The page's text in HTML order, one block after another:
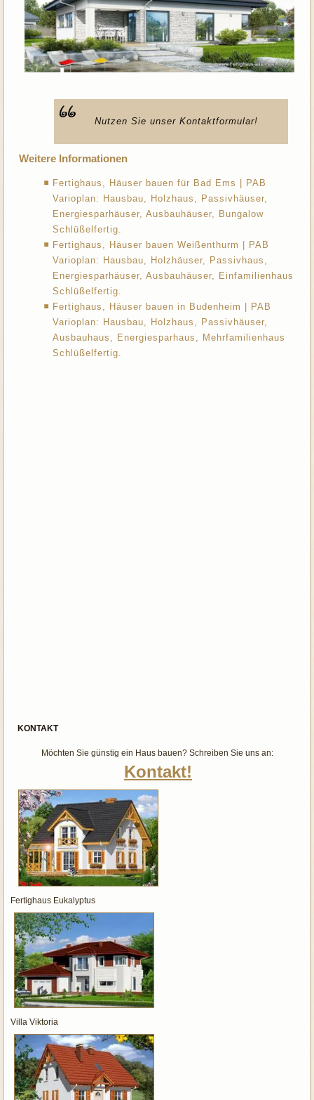
Nutzen Sie unser Kontaktformular!
Weitere Informationen
Fertighaus, Häuser bauen für Bad Ems | PAB
Varioplan: Hausbau, Holzhaus, Passivhäuser,
Energiesparhäuser, Ausbauhäuser, Bungalow
Schlüßelfertig.
Fertighaus, Häuser bauen Weißenthurm | PAB
Varioplan: Hausbau, Holzhäuser, Passivhaus,
Energiesparhäuser, Ausbauhäuser, Einfamilienhaus
Schlüßelfertig.
Fertighaus, Häuser bauen in Budenheim | PAB
Varioplan: Hausbau, Holzhaus, Passivhäuser,
Ausbauhaus, Energiesparhaus, Mehrfamilienhaus
Schlüßelfertig.
KONTAKT
Möchten Sie günstig ein Haus bauen? Schreiben Sie uns an:
Kontakt!
Fertighaus Eukalyptus
Villa Viktoria